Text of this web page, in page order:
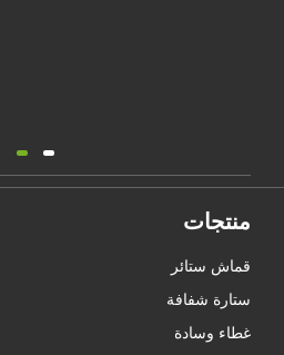
منتجات
قماش ستائر
ستارة شفافة
غطاء وسادة